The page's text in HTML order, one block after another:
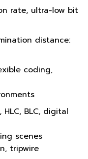
rate, ultra-low bit
distance:
coding,
HLC, BLC, digital
scenes
tripwire